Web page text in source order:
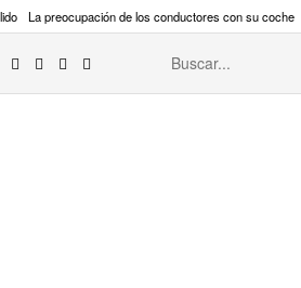
La preocupación de los conductores con su coche